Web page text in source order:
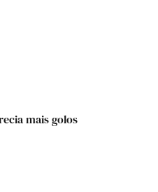
mais golos